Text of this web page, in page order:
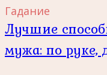
Гадание
Лучшие
мужа: по руке,